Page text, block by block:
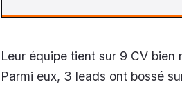
Leur équipe tient sur 9 CV bien
Parmi eux, 3 leads ont bossé